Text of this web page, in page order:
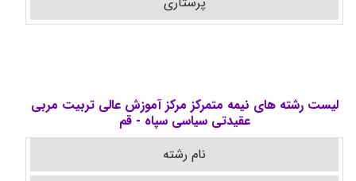
لیست رشته های نیمه متمرکز مرکز آموزش عالی تربیت مربی
عقیدتی سیاسی سپاه - قم
نام رشته